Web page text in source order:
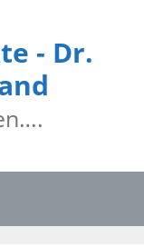
- Dr.